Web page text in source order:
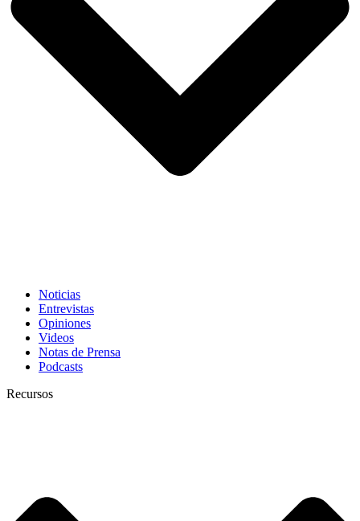
Noticias
Entrevistas
Opiniones
Videos
Notas de Prensa
Podcasts
Recursos